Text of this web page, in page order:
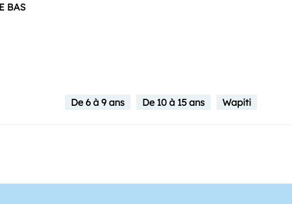
BAS
De 6 à 9 ans De 10 à 15 ans Wapiti